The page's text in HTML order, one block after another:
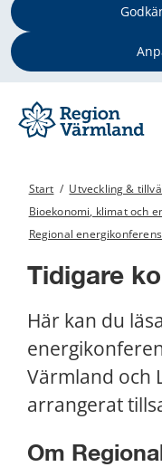
Start / Utveckling &
Bioekonomi, klimat och
Regional
Tidigare
Här kan du
Värmland och
arrangerat
Om